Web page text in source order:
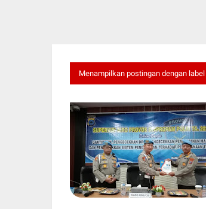
Menampilkan postingan dengan label